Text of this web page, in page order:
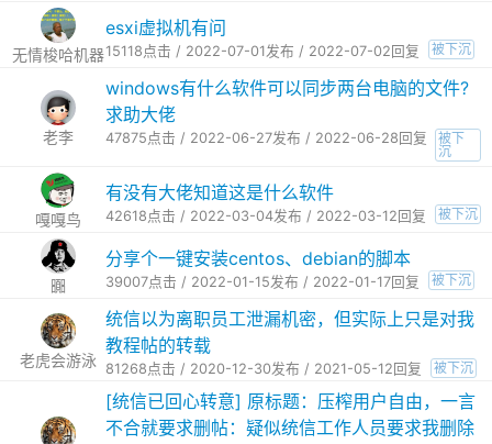
无情梭哈机器
esxi虚拟机有问
15118点击 / 2022-07-01发布 / 2022-07-02回复 被下沉
老李
windows有什么软件可以同步两台电脑的文件?
求助大佬
47875点击 / 2022-06-27发布 / 2022-06-28回复
被下
沉
嘎嘎鸟
有没有大佬知道这是什么软件
42618点击 / 2022-03-04发布 / 2022-03-12回复 被下沉
嚻
分享个一键安装centos、debian的脚本
39007点击 / 2022-01-15发布 / 2022-01-17回复 被下沉
老虎会游泳
统信以为离职员工泄漏机密，但实际上只是对我
教程帖的转载
81268点击 / 2020-12-30发布 / 2021-05-12回复 被下沉
[统信已回心转意] 原标题：压榨用户自由，一言
不合就要求删帖：疑似统信工作人员要求我删除